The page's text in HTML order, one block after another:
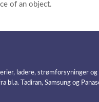
of an object.
ladere, strømforsyninger
bl.a. Tadiran, Samsung og